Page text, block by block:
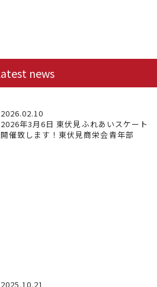
news
2026.02.10
2026年3月6日 東伏見ふれあいスケート
開催致します！東伏見商栄会青年部
2025.10.21